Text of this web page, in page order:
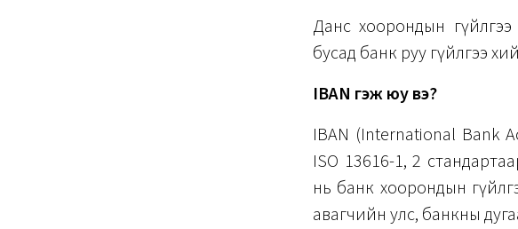
Данс хоорондын
бусад банк руу гүйлгээ
IBAN гэж юу вэ?
IBAN (International Bank
ISO 13616-1, 2
нь банк хоорондын
авагчийн улс, банкны